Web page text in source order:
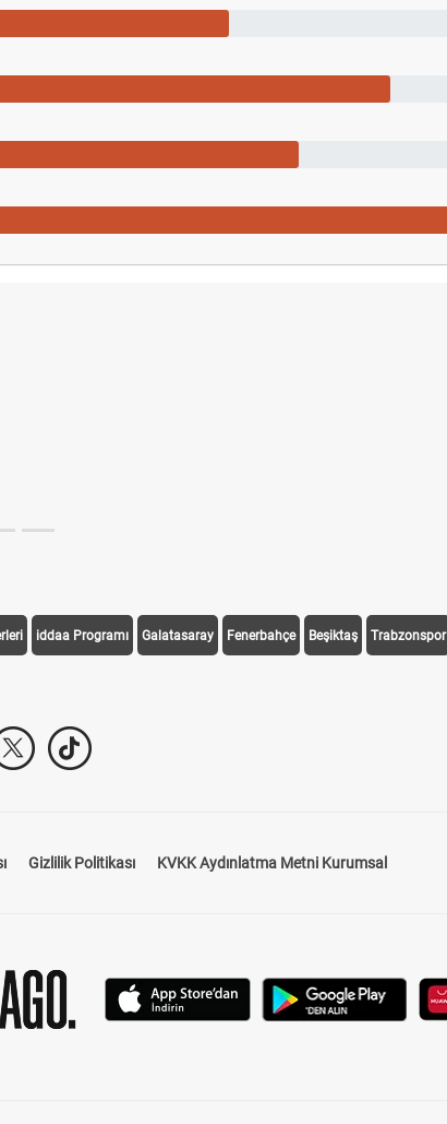
iddaa Programı Galatasaray Fenerbahçe Beşiktaş Trabzonspor
Gizlilik Politikası KVKK Aydınlatma Metni Kurumsal